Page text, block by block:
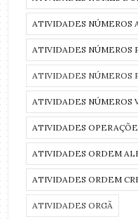
ATIVIDADES NÚMEROS
ATIVIDADES NÚMEROS
ATIVIDADES NÚMEROS
ATIVIDADES NÚMEROS
ATIVIDADES
ATIVIDADES ORDEM
ATIVIDADES ORDEM
ATIVIDADES ORGÃ